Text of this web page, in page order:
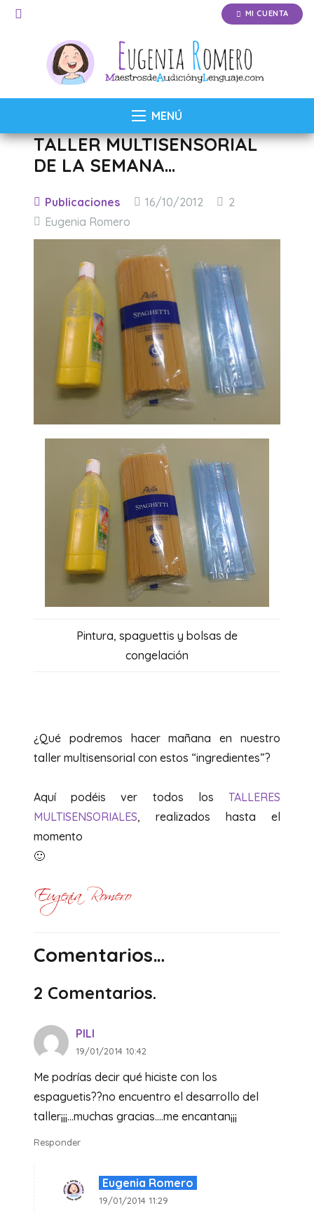
MI CUENTA
MENÚ
TALLER MULTISENSORIAL
DE LA SEMANA…
Publicaciones 16/10/2012 2Comentarios
Eugenia Romero
Pintura, spaguettis y bolsas de
congelación
¿Qué podremos hacer mañana en nuestro
taller multisensorial con estos “ingredientes”?
Aquí podéis ver todos los TALLERES
MULTISENSORIALES, realizados hasta el
momento
🙂
Comentarios…
2 Comentarios.
PILI
19/01/2014 10:42
Me podrías decir qué hiciste con los
espaguetis??no encuentro el desarrollo del
taller¡¡¡…muchas gracias….me encantan¡¡¡
Responder
Eugenia Romero
19/01/2014 11:29